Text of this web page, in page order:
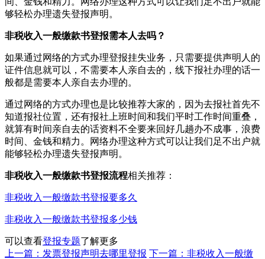
够轻松办理遗失登报声明。
非税收入一般缴款书登报需本人去吗？
如果通过网络的方式办理登报挂失业务，只需要提供声明人的
证件信息就可以，不需要本人亲自去的，线下报社办理的话一
般都是需要本人亲自去办理的。
通过网络的方式办理也是比较推荐大家的，因为去报社首先不
知道报社位置，还有报社上班时间和我们平时工作时间重叠，
就算有时间亲自去的话资料不全要来回好几趟办不成事，浪费
时间、金钱和精力。网络办理这种方式可以让我们足不出户就
能够轻松办理遗失登报声明。
非税收入一般缴款书登报流程相关推荐：
非税收入一般缴款书登报要多久
非税收入一般缴款书登报多少钱
可以查看登报专题了解更多
上一篇：发票登报声明去哪里登报 下一篇：非税收入一般缴